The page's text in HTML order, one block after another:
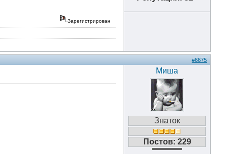
Зарегистрирован
#6675
Миша
Знаток
Постов: 229